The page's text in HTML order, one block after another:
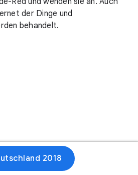
der Dinge und
behandelt.
2018